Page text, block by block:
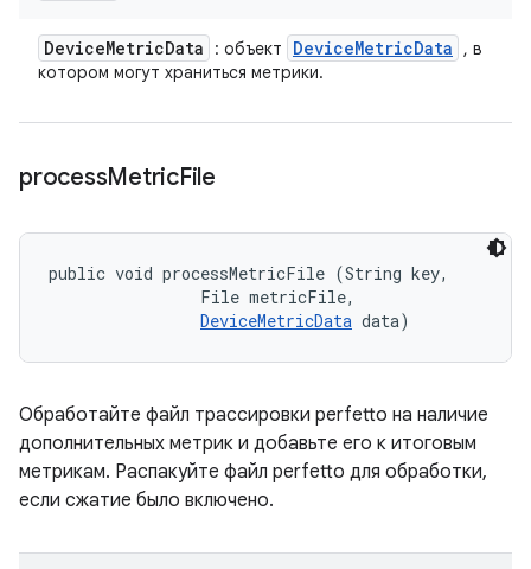
DeviceMetricData : объект DeviceMetricData
, в
котором могут храниться метрики.
processMetricFile
public void processMetricFile (String key,
                File metricFile,
DeviceMetricData data)
Обработайте файл трассировки perfetto на наличие
дополнительных метрик и добавьте его к итоговым
метрикам. Распакуйте файл perfetto для обработки,
если сжатие было включено.